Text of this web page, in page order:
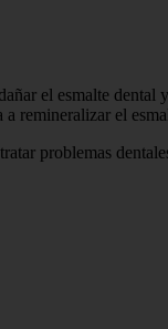
el esmalte
remineralizar el
problemas